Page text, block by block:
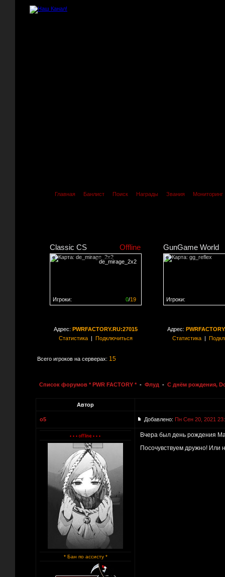
Главная Банлист Поиск Награды Звания Мониторинг
Classic CS Offline
de_mirage_2x2
0/19
Игроки:
GunGame World
Игроки:
Адрес: PWRFACTORY.RU:27015
Статистика| Подключиться
Адрес:
Статистика|
Всего игроков на серверах: 15
Список форумов * PWR FACTORY * - Флуд - С днём рождения,
Автор
o5 Добавлено: Пн Сен 20, 2021
* Бан по ассисту *
Вчера был день рождения
Посочувствуем дружно! Или